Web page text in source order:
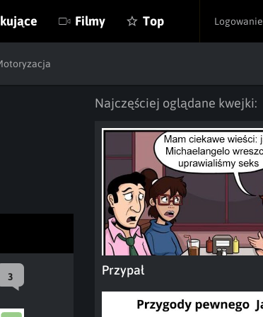
Logowanie
Filmy Top
3
Najczęściej oglądane kwejki:
Przypał